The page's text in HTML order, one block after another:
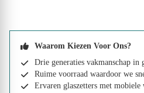
Waarom Kiezen Voor Ons?
Drie generaties vakmanschap in
Ruime voorraad waardoor we
Ervaren glaszetters met